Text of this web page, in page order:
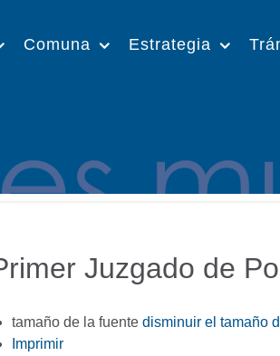
Comuna Estrategia
Juzgado de
tamaño de la fuente disminuir el tamaño
Imprimir